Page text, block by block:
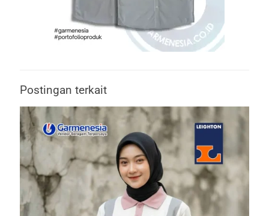
Postingan terkait